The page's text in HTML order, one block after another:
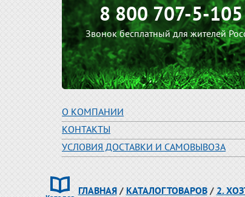
8 800 707-5-105
Звонок бесплатный для жителей
О КОМПАНИИ
КОНТАКТЫ
УСЛОВИЯ ДОСТАВКИ И САМОВЫВОЗА
ГЛАВНАЯ/ КАТАЛОГ ТОВАРОВ/ 2.